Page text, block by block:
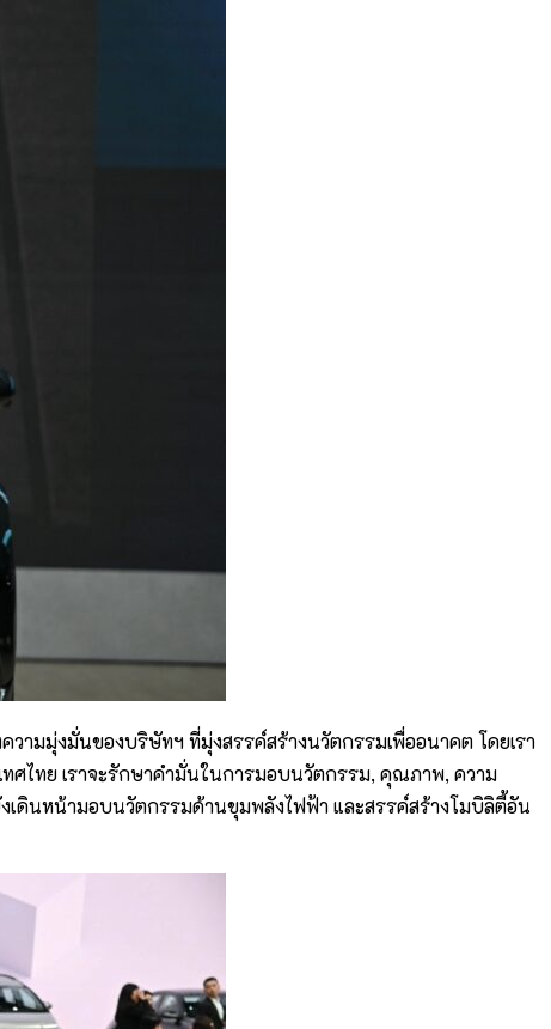
วามมุ่งมั่นของบริษัทฯ ที่มุ่งสรรค์สร้างนวัตกรรมเพื่ออนาคต โดยเรา
ศไทย เราจะรักษาคำมั่นในการมอบนวัตกรรม, คุณภาพ, ความ
เดินหน้ามอบนวัตกรรมด้านขุมพลังไฟฟ้า และสรรค์สร้างโมบิลิตี้อัน